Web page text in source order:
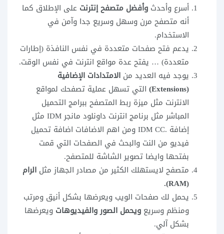
أسرع وأحدث وأفضل متصفح إنترنت على الإطلاق كما
أنه متصفح مرن وسهل وسريع جدا وآمن في
الاستخدام.
يدعم فتح صفحات متعددة في نفس النافذة (إطارات
متعددة) … يفتح عدة مواقع انترنت في نفس الوقت.
يوجد فيه العديد من الامتدادات الإضافية
(Extensions)
التي تسهل عملية تصفحك لمواقع
الانترنت مثل ميزة ربط المتصفح ببرامج التحميل
المباشر مثل برنامج انترنت داونلود مانجر IDM مثل
إضافة .IDM CC ومن اهم الاضافات اضافة تحميل
فيديو من النت والبحث في الصفحات التي قمت
بفتحها وايضا تصوير الشاشة للمتصفح.
متصفح لايستهلك الكثير من مصادر الجهاز مثل الرام
(RAM).
يحمل لك صفحات الويب ويعرضها بشكل أنيق ومرتب
ومنظم وسريع ويحمل الصور والفيديوهات ويعرضها
بشكل آلي.